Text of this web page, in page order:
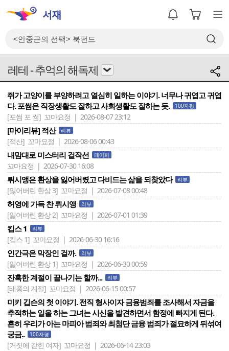
레테 - 추억의 해독제
쥐가 고양이를 부양하려고 열심히 일하는 이야기. 너무나 귀엽고 귀엽
다. 포썸은 직장생활도 잘하고 사회생활도 잘하는 듯.
100자평
[포썸 포 썸] 꼬마요정 | 2026-08-07 23:12
[마이리뷰] 적산 리뷰
[적산] 꼬마요정 | 2026-08-06 00:43
내맘대로 미스터리 걸작선 페이퍼
꼬마요정 | 2026-07-30 16:08
뤼시앵은 환상을 잃어버렸고 다비드는 삶을 되찾았다 리뷰
[잃어버린 환상 3] 꼬마요정 | 2026-07-08 00:48
허영에 가득 찬 뤼시앵 리뷰
[잃어버린 환상 2] 꼬마요정 | 2026-07-01 01:39
킵스 1 리뷰
[킵스 1] 꼬마요정 | 2026-06-30 16:16
인간극은 막장인 걸까. 리뷰
[잃어버린 환상 1] 꼬마요정 | 2026-06-30 00:59
잔혹한 계절이 끝나기는 할까... 리뷰
[태풍의 계절] 꼬마요정 | 2026-06-15 00:57
미키 깁슨의 첫 이야기. 전직 형사이자 금융범죄를 조사해서 자금을
추적하는 일을 하는 그녀는 시신을 발견하면서 함정에 빠지게 된다.
흔히 우리가 아는 마피아 범죄와 최첨단 금융 범죄가 절묘하게 뒤섞여
궁금..
100자평
[거짓에 갇힌 여자] 꼬마요정 | 2026-06-14 23:03